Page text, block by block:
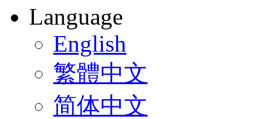
Language
English
繁體中文
简体中文